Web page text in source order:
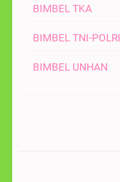
BIMBEL TKA
BIMBEL TNI-POLRI
BIMBEL UNHAN